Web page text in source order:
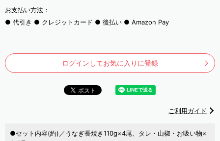
お支払い方法：
代引き
クレジットカード 後払い Amazon Pay
ログインしてお気に入りに登録
ご利用ガイド
●セット内容(約)／うなぎ長焼き110g×4尾、タレ・山椒・お吸い物×